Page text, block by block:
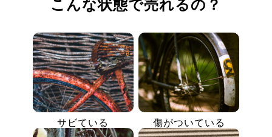
こんな状態で売れるの？
サビている 傷がついている